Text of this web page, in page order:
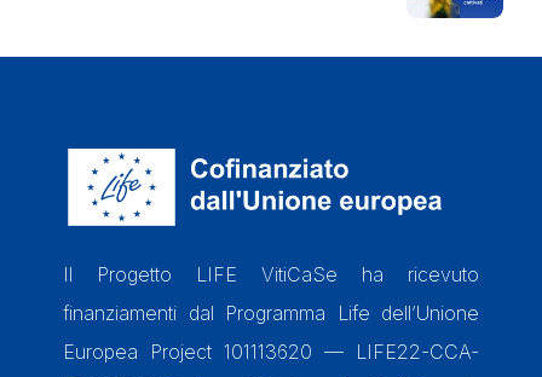
Il Progetto LIFE VitiCaSe ha ricevuto
finanziamenti dal Programma Life dell’Unione
Europea Project 101113620 — LIFE22-CCA-